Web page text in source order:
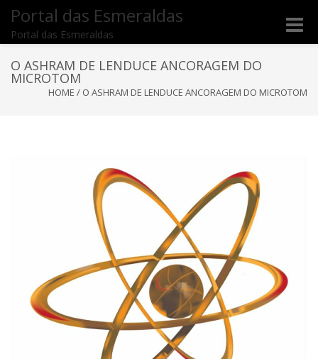
Portal das Esmeraldas
Portal das Esmeraldas
Toggle
O ASHRAM DE LENDUCE ANCORAGEM DO
MICROTOM
HOME / O ASHRAM DE LENDUCE ANCORAGEM DO MICROTOM